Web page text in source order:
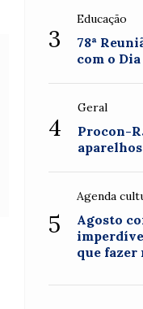
3
Educação
78ª
com o
4
Geral
Procon-
5
Agenda
Agosto
que fazer